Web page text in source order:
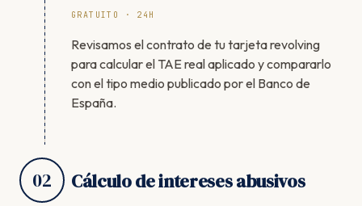
GRATUITO · 24H
Revisamos el contrato de tu tarjeta revolving
para calcular el TAE real aplicado y compararlo
con el tipo medio publicado por el Banco de
España.
02 Cálculo de intereses abusivos